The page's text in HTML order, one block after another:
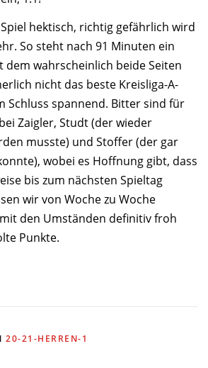
hektisch, richtig gefährlich wird
So steht nach 91 Minuten ein
dem wahrscheinlich beide Seiten
nicht das beste Kreisliga-A-
Schluss spannend. Bitter sind für
Zaigler, Studt (der wieder
musste) und Stoffer (der gar
wobei es Hoffnung gibt, dass
bis zum nächsten Spieltag
wir von Woche zu Woche
den Umständen definitiv froh
Punkte.
20-21-HERREN-1